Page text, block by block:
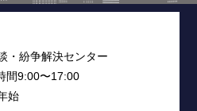
・紛争解決センター
間9:00〜17:00
始